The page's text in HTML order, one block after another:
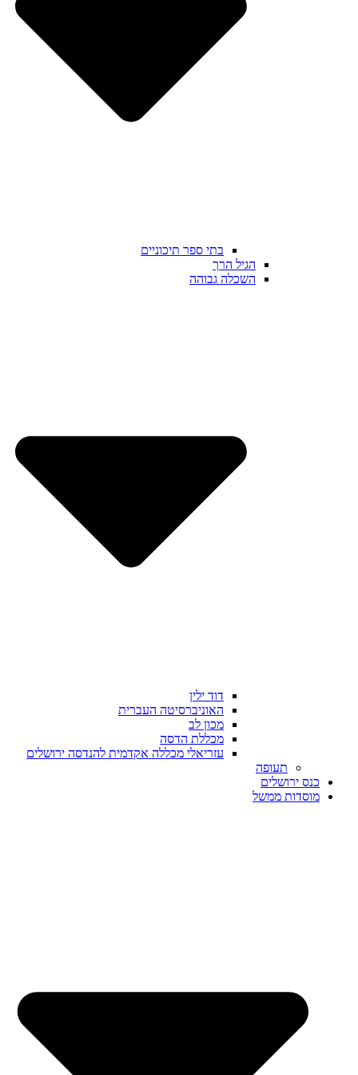
בתי ספר תיכוניים
הגיל הרך
השכלה גבוהה
דוד ילין
האוניברסיטה העברית
מכון לב
מכללת הדסה
עזריאלי מכללה אקדמית להנדסה ירושלים
תעופה
כנס ירושלים
מוסדות ממשל